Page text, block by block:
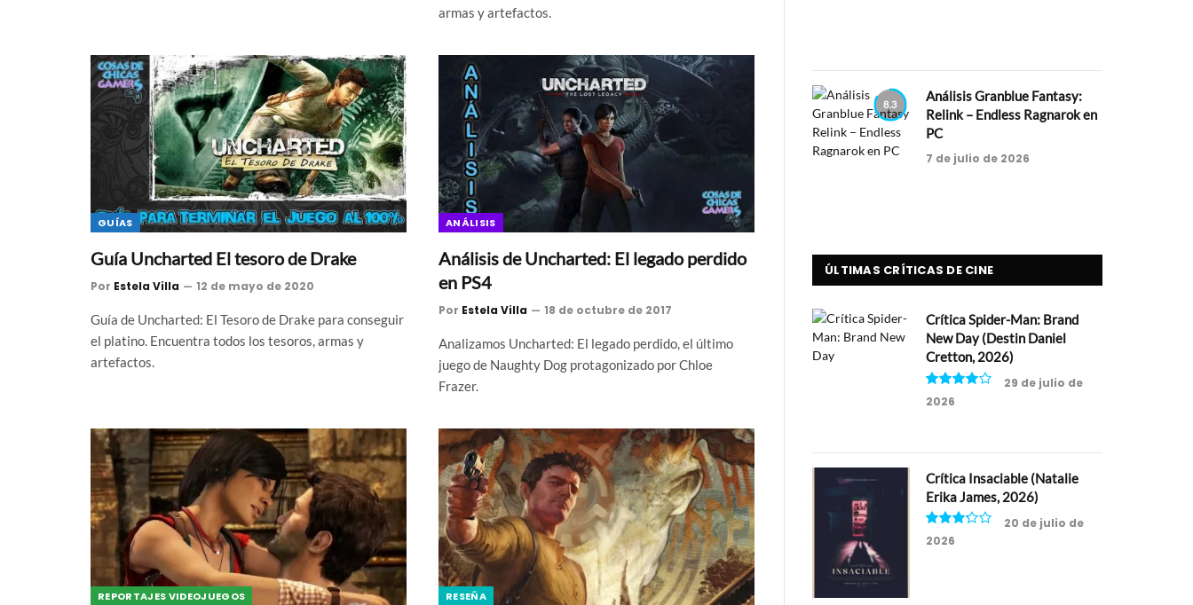
armas y artefactos.
GUÍAS
Guía Uncharted El tesoro de Drake
Por Estela Villa 12 de mayo de 2020
Guía de Uncharted: El Tesoro de Drake para conseguir
el platino. Encuentra todos los tesoros, armas y
artefactos.
ANÁLISIS
Análisis de Uncharted: El legado perdido
en PS4
Por Estela Villa 18 de octubre de 2017
Analizamos Uncharted: El legado perdido, el último
juego de Naughty Dog protagonizado por Chloe
Frazer.
REPORTAJES VIDEOJUEGOS RESEÑA
8.3
Análisis Granblue Fantasy:
Relink – Endless Ragnarok en
PC
7 de julio de 2026
ÚLTIMAS CRÍTICAS DE CINE
Crítica Spider-Man: Brand
New Day (Destin Daniel
Cretton, 2026)
8
29 de julio de
2026
Crítica Insaciable (Natalie
Erika James, 2026)
6.5
20 de julio de
2026